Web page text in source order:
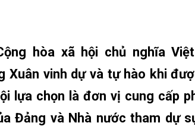
hòa xã hội chủ nghĩa
vinh dự và tự hào khi
lựa chọn là đơn vị cung cấp
Đảng và Nhà nước tham dự